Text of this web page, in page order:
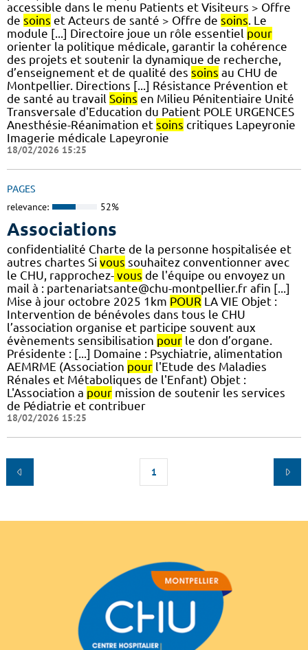
accessible dans le menu Patients et Visiteurs > Offre
de soins et Acteurs de santé > Offre de soins . Le
module [...] Directoire joue un rôle essentiel pour
orienter la politique médicale, garantir la cohérence
des projets et soutenir la dynamique de recherche,
d’enseignement et de qualité des soins au CHU de
Montpellier. Directions [...] Résistance Prévention et
de santé au travail Soins en Milieu Pénitentiaire Unité
Transversale d'Education du Patient POLE URGENCES
Anesthésie-Réanimation et soins critiques Lapeyronie
Imagerie médicale Lapeyronie
18/02/2026 15:25
PAGES
relevance: 52%
Associations
confidentialité Charte de la personne hospitalisée et
autres chartes Si vous souhaitez conventionner avec
le CHU, rapprochez- vous de l'équipe ou envoyez un
mail à : partenariatsante@chu-montpellier.fr afin [...]
Mise à jour octobre 2025 1km POUR LA VIE Objet :
Intervention de bénévoles dans tous le CHU
l’association organise et participe souvent aux
évènements sensibilisation pour le don d’organe.
Présidente : [...] Domaine : Psychiatrie, alimentation
AEMRME (Association pour l'Etude des Maladies
Rénales et Métaboliques de l'Enfant) Objet :
L'Association a pour mission de soutenir les services
de Pédiatrie et contribuer
18/02/2026 15:25
1